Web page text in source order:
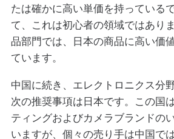
たは確かに高い単価を持っている
て、これは初心者の領域ではあり
品部門では、日本の商品に高い価
ています。
中国に続き、エレクトロニクス分
次の推奨事項は日本です。この国
ティングおよびカメラブランドの
いますが、個々の売り手は中国で